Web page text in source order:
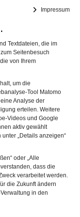
Impressum
Textdateien, die im
Seitenbesuch
von Ihrem
um die
Tool Matomo
Analyse der
erteilen. Weitere
Videos und Google
aktiv gewählt
„Details anzeigen“
oder „Alle
dass die
verarbeitet werden.
die Zukunft ändern
in den
Staatsstraße 2095,
oder 2093, von